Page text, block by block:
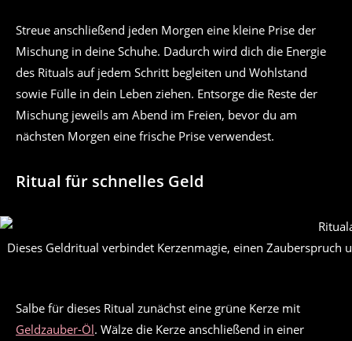
Streue anschließend jeden Morgen eine kleine Prise der
Mischung in deine Schuhe. Dadurch wird dich die Energie
des Rituals auf jedem Schritt begleiten und Wohlstand
sowie Fülle in dein Leben ziehen. Entsorge die Reste der
Mischung jeweils am Abend im Freien, bevor du am
nächsten Morgen eine frische Prise verwendest.
Ritual für schnelles Geld
Dieses Geldritual verbindet Kerzenmagie, einen
Salbe für dieses Ritual zunächst eine grüne Kerze mit
Geldzauber-Öl. Wälze die Kerze anschließend in einer